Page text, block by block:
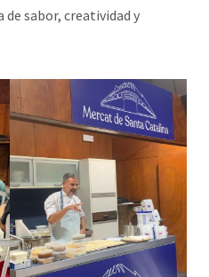
sabor, creatividad y